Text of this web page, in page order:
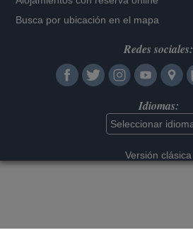
Busca por ubicación en el mapa
Redes sociales:
Idiomas:
Versión clásica